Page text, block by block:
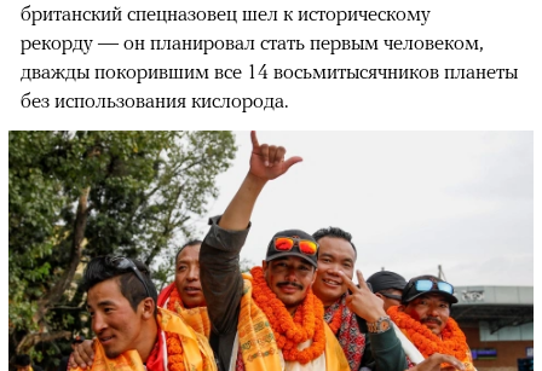
британский спецназовец шел к историческому
рекорду — он планировал стать первым человеком,
дважды покорившим все 14 восьмитысячников планеты
без использования кислорода.